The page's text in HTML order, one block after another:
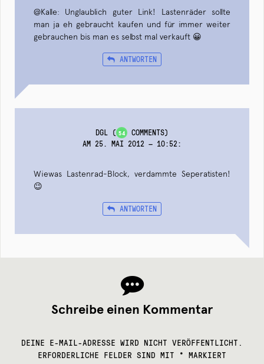
@Kalle: Unglaublich guter Link! Lastenräder sollte
man ja eh gebraucht kaufen und für immer weiter
gebrauchen bis man es selbst mal verkauft 😀
ANTWORTEN
DGL ( 54
COMMENTS)
AM 25. MAI 2012 — 10:52:
Wiewas Lastenrad-Block, verdammte Seperatisten!
😉
ANTWORTEN
Schreibe einen Kommentar
DEINE E-MAIL-ADRESSE WIRD NICHT VERÖFFENTLICHT.
ERFORDERLICHE FELDER SIND MIT * MARKIERT